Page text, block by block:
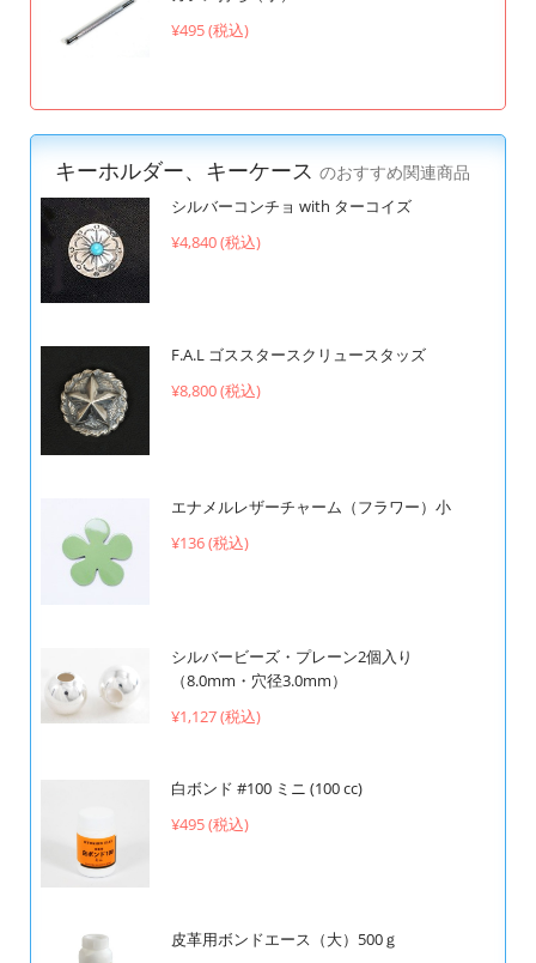
¥495 (税込)
キーホルダー、キーケース のおすすめ関連商品
シルバーコンチョ with ターコイズ
¥4,840 (税込)
F.A.L ゴススタースクリュースタッズ
¥8,800 (税込)
エナメルレザーチャーム（フラワー）小
¥136 (税込)
シルバービーズ・プレーン2個入り
（8.0mm・穴径3.0mm）
¥1,127 (税込)
白ボンド #100 ミニ (100 cc)
¥495 (税込)
皮革用ボンドエース（大）500ｇ